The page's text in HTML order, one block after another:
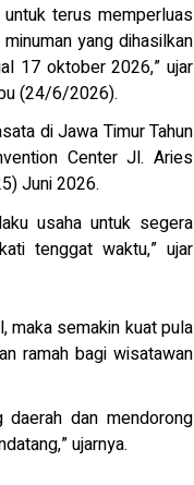
terus memperluas
yang dihasilkan
17 oktober 2026,” ujar
(24/6/2026).
di Jawa Timur Tahun
Center Jl. Aries
Juni 2026.
usaha untuk segera
tenggat waktu,” ujar
maka semakin kuat pula
ramah bagi wisatawan
daerah dan mendorong
ujarnya.